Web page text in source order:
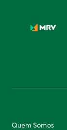
Quem Somos